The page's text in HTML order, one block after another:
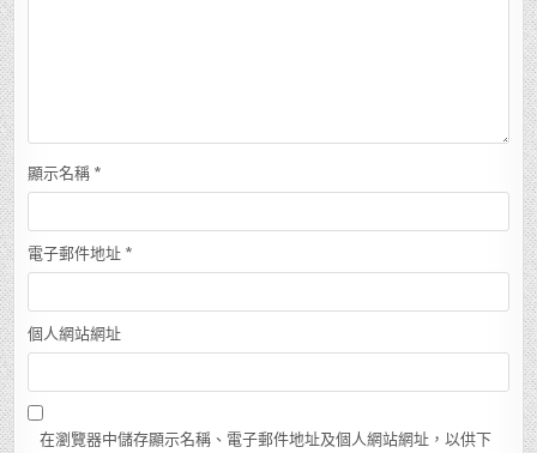
顯示名稱 *
電子郵件地址 *
個人網站網址
在瀏覽器中儲存顯示名稱、電子郵件地址及個人網站網址，以供下